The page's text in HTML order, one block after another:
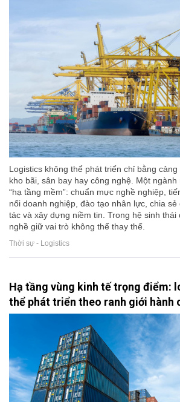
Logistics không thể phát triển chỉ bằng
kho bãi, sân bay hay công nghệ. Một ngành
“hạ tầng mềm”: chuẩn mực nghề nghiệp,
nối doanh nghiệp, đào tạo nhân lực, chia
tác và xây dựng niềm tin. Trong hệ sinh thái
nghề giữ vai trò không thể thay thế.
Thời sự - Logistics
Hạ tầng vùng kinh tế trọng điểm:
thể phát triển theo ranh giới hành